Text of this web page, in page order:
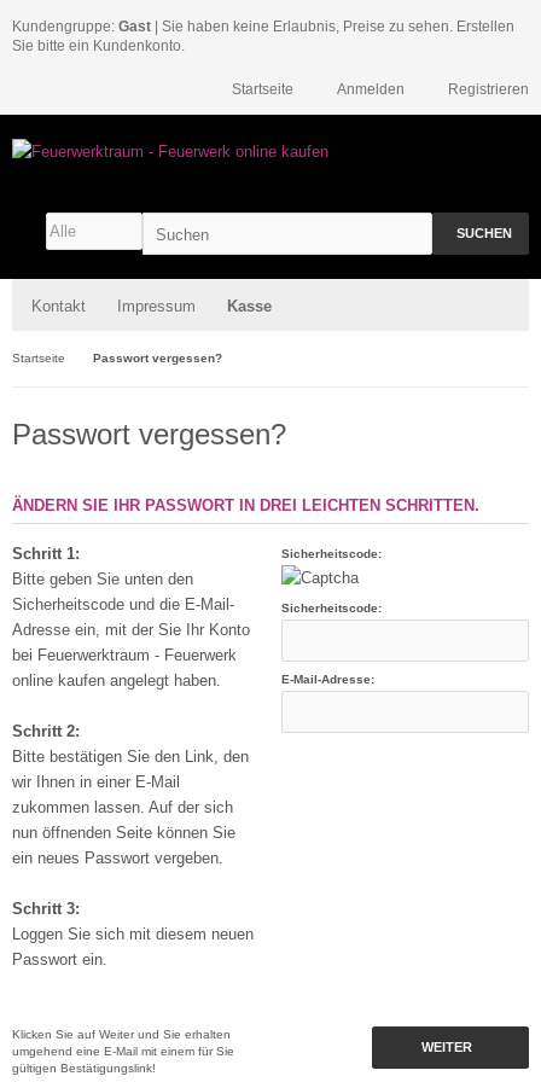
Kundengruppe: Gast | Sie haben keine Erlaubnis, Preise zu sehen. Erstellen
Sie bitte ein Kundenkonto.
Registrieren
Anmelden
Startseite
SUCHEN
Kontakt Impressum Kasse
Startseite Passwort vergessen?
Passwort vergessen?
ÄNDERN SIE IHR PASSWORT IN DREI LEICHTEN SCHRITTEN.
Schritt 1:
Bitte geben Sie unten den
Sicherheitscode und die E-Mail-
Adresse ein, mit der Sie Ihr Konto
bei Feuerwerktraum - Feuerwerk
online kaufen angelegt haben.
Schritt 2:
Bitte bestätigen Sie den Link, den
wir Ihnen in einer E-Mail
zukommen lassen. Auf der sich
nun öffnenden Seite können Sie
ein neues Passwort vergeben.
Schritt 3:
Loggen Sie sich mit diesem neuen
Passwort ein.
Sicherheitscode:
Sicherheitscode:
E-Mail-Adresse:
Klicken Sie auf Weiter und Sie erhalten
umgehend eine E-Mail mit einem für Sie
gültigen Bestätigungslink!
WEITER